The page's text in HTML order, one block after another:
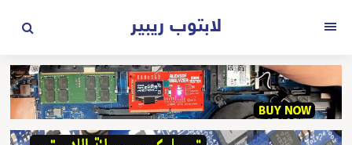
المحتوى
لابتوب ريبير